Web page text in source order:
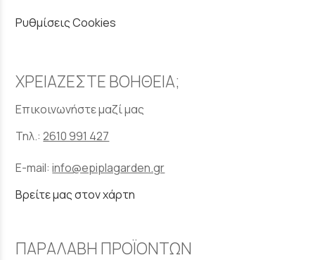
Ρυθμίσεις Cookies
ΧΡΕΙΑΖΕΣΤΕ ΒΟΗΘΕΙΑ;
Επικοινωνήστε μαζί μας
Τηλ.:2610 991 427
E-mail:info@epiplagarden.gr
Βρείτε μας στον χάρτη
ΠΑΡΑΛΑΒΗ ΠΡΟΪΟΝΤΩΝ